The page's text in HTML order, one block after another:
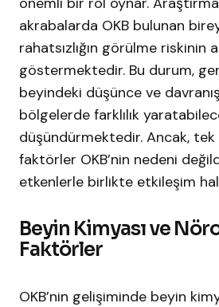
akrabalarda OKB bulunan
rahatsızlığın görülme riskinin
göstermektedir. Bu durum,
beyindeki düşünce ve
bölgelerde farklılık
düşündürmektedir. Ancak, tek
faktörler OKB’nin nedeni
etkenlerle birlikte etkileşim
Beyin Kimyası ve
Faktörler
OKB’nin gelişiminde beyin